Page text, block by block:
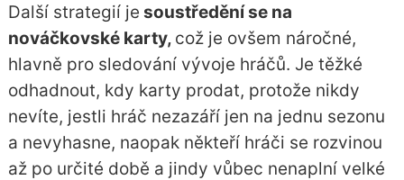
Další strategií je soustředění se na
nováčkovské karty, což je ovšem náročné,
hlavně pro sledování vývoje hráčů. Je těžké
odhadnout, kdy karty prodat, protože nikdy
nevíte, jestli hráč nezazáří jen na jednu sezonu
a nevyhasne, naopak někteří hráči se rozvinou
až po určité době a jindy vůbec nenaplní velké